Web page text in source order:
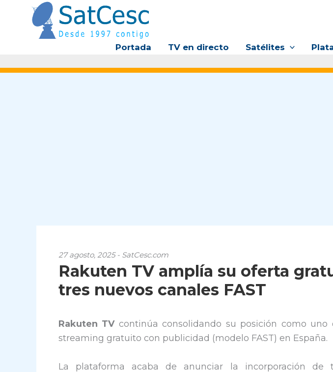
contenido
Portada TV en directo Satélites
27 agosto, 2025 - SatCesc.com
Rakuten TV amplía su oferta
tres nuevos canales FAST
Rakuten TVcontinúa consolidando su posición como uno
streaming gratuito con publicidad (modelo FAST) en España.
La plataforma acaba de anunciar la incorporación de